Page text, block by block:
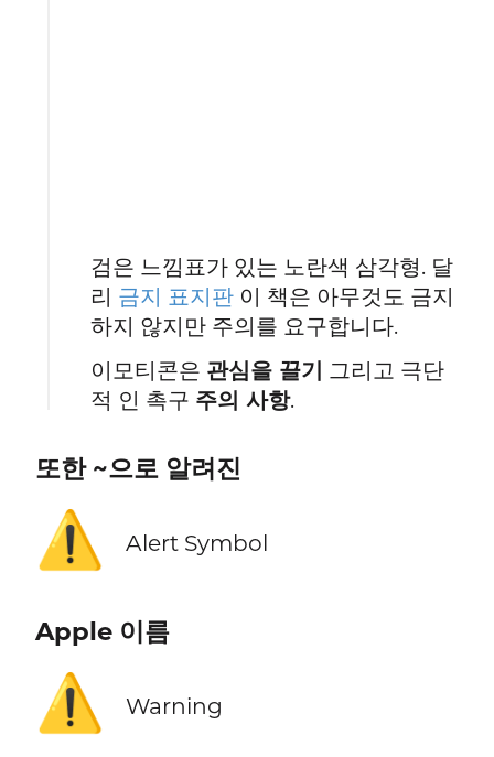
검은 느낌표가 있는 노란색 삼각형. 달
리 금지 표지판 이 책은 아무것도 금지
하지 않지만 주의를 요구합니다.
이모티콘은 관심을 끌기 그리고 극단
적 인 촉구 주의 사항.
또한 ~으로 알려진
⚠️ Alert Symbol
Apple 이름
⚠️ Warning